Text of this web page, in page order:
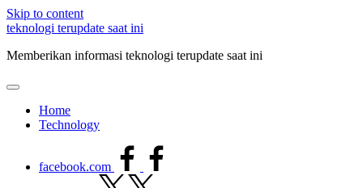
Skip to content
teknologi terupdate saat ini
Memberikan informasi teknologi terupdate saat ini
Home
Technology
facebook.com